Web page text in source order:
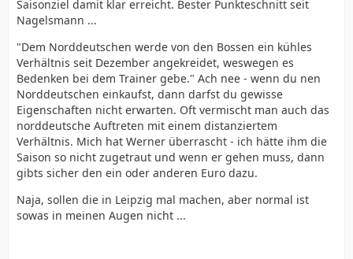
Saisonziel damit klar erreicht. Bester Punkteschnitt seit
Nagelsmann ...
"Dem Norddeutschen werde von den Bossen ein kühles
Verhältnis seit Dezember angekreidet, weswegen es
Bedenken bei dem Trainer gebe." Ach nee - wenn du nen
Norddeutschen einkaufst, dann darfst du gewisse
Eigenschaften nicht erwarten. Oft vermischt man auch das
norddeutsche Auftreten mit einem distanziertem
Verhältnis. Mich hat Werner überrascht - ich hätte ihm die
Saison so nicht zugetraut und wenn er gehen muss, dann
gibts sicher den ein oder anderen Euro dazu.
Naja, sollen die in Leipzig mal machen, aber normal ist
sowas in meinen Augen nicht ...